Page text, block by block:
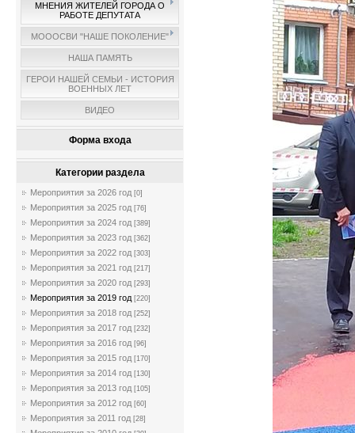
МНЕНИЯ ЖИТЕЛЕЙ ГОРОДА О
РАБОТЕ ДЕПУТАТА
МОООСВИ "НАШЕ ПОКОЛЕНИЕ"
НАША ПАМЯТЬ
ГЕРОИ НАШЕЙ СЕМЬИ - ИСТОРИЯ
ВОЕННЫХ ЛЕТ
ВИДЕО
Форма входа
Категории раздела
Мероприятия за 2026 год [0]
Мероприятия за 2025 год [76]
Мероприятия за 2024 год [389]
Мероприятия за 2023 год [362]
Мероприятия за 2022 год [303]
Мероприятия за 2021 год [217]
Мероприятия за 2020 год [293]
Мероприятия за 2019 год [220]
Мероприятия за 2018 год [252]
Мероприятия за 2017 год [232]
Мероприятия за 2016 год [96]
Мероприятия за 2015 год [170]
Мероприятия за 2014 год [130]
Мероприятия за 2013 год [105]
Мероприятия за 2012 год [60]
Мероприятия за 2011 год [28]